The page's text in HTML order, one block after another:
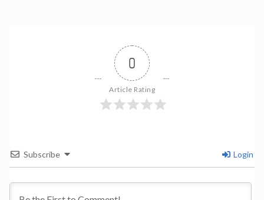
0
Article Rating
Subscribe Login